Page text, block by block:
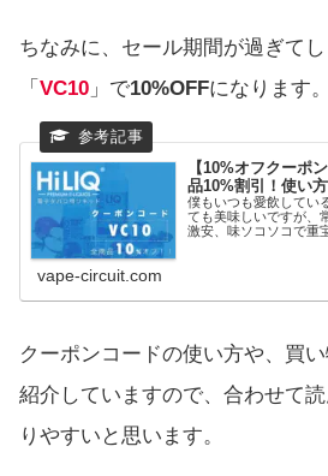
ちなみに、セール期間が過ぎて
「 VC10 」で10%OFFになります。
【10%オフクーポ
品10%割引！使い
僕もいつも愛飲してい
ても美味しいですが、
激安、味ソコソコで重
vape-circuit.com
クーポンコードの使い方や、買
紹介していますので、合わせて
りやすいと思います。